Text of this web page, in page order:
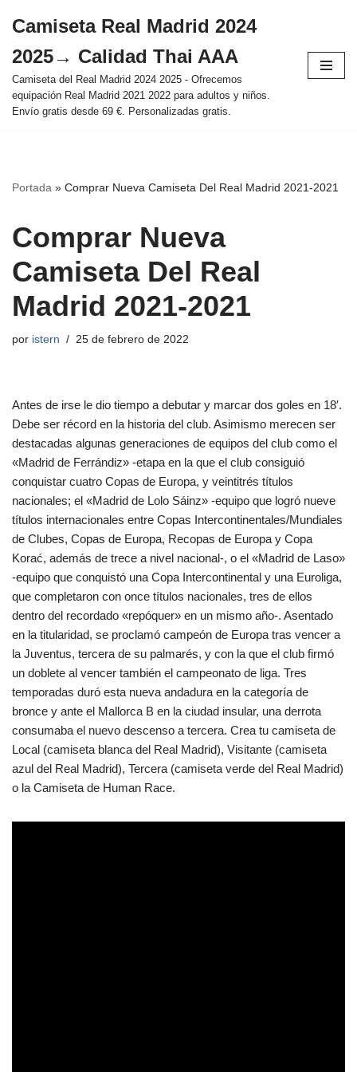
al
contenido
Camiseta Real Madrid 2024
2025→ Calidad Thai AAA
Camiseta del Real Madrid 2024 2025 - Ofrecemos
equipación Real Madrid 2021 2022 para adultos y niños.
Envío gratis desde 69 €. Personalizadas gratis.
Portada » Comprar Nueva Camiseta Del Real Madrid 2021-2021
Comprar Nueva
Camiseta Del Real
Madrid 2021-2021
por istern 25 de febrero de 2022
Antes de irse le dio tiempo a debutar y marcar dos goles en 18′.
Debe ser récord en la historia del club. Asimismo merecen ser
destacadas algunas generaciones de equipos del club como el
«Madrid de Ferrándiz» -etapa en la que el club consiguió
conquistar cuatro Copas de Europa, y veintitrés títulos
nacionales; el «Madrid de Lolo Sáinz» -equipo que logró nueve
títulos internacionales entre Copas Intercontinentales/Mundiales
de Clubes, Copas de Europa, Recopas de Europa y Copa
Korać, además de trece a nivel nacional-, o el «Madrid de Laso»
-equipo que conquistó una Copa Intercontinental y una Euroliga,
que completaron con once títulos nacionales, tres de ellos
dentro del recordado «repóquer» en un mismo año-. Asentado
en la titularidad, se proclamó campeón de Europa tras vencer a
la Juventus, tercera de su palmarés, y con la que el club firmó
un doblete al vencer también el campeonato de liga. Tres
temporadas duró esta nueva andadura en la categoría de
bronce y ante el Mallorca B en la ciudad insular, una derrota
consumaba el nuevo descenso a tercera. Crea tu camiseta de
Local (camiseta blanca del Real Madrid), Visitante (camiseta
azul del Real Madrid), Tercera (camiseta verde del Real Madrid)
o la Camiseta de Human Race.